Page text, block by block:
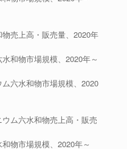
売上高・販売量、2020年
和物市場規模、2020年～
六水和物市場規模、2020
ム六水和物売上高・販売
物市場規模、2020年～